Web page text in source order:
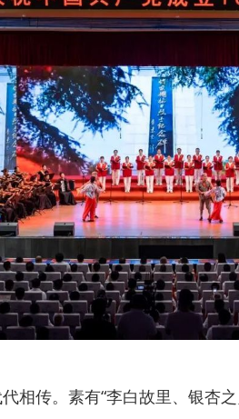
相传。素有“李白故里、银杏